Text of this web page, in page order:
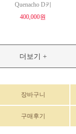
Quenacho D키
400,000원
더보기 +
장바구니
구매후기